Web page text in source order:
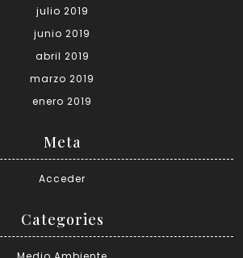
julio 2019
junio 2019
abril 2019
marzo 2019
enero 2019
Meta
Acceder
Categories